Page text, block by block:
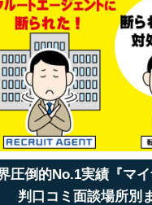
圧倒的No.1実績『マ
判口コミ面談場所別